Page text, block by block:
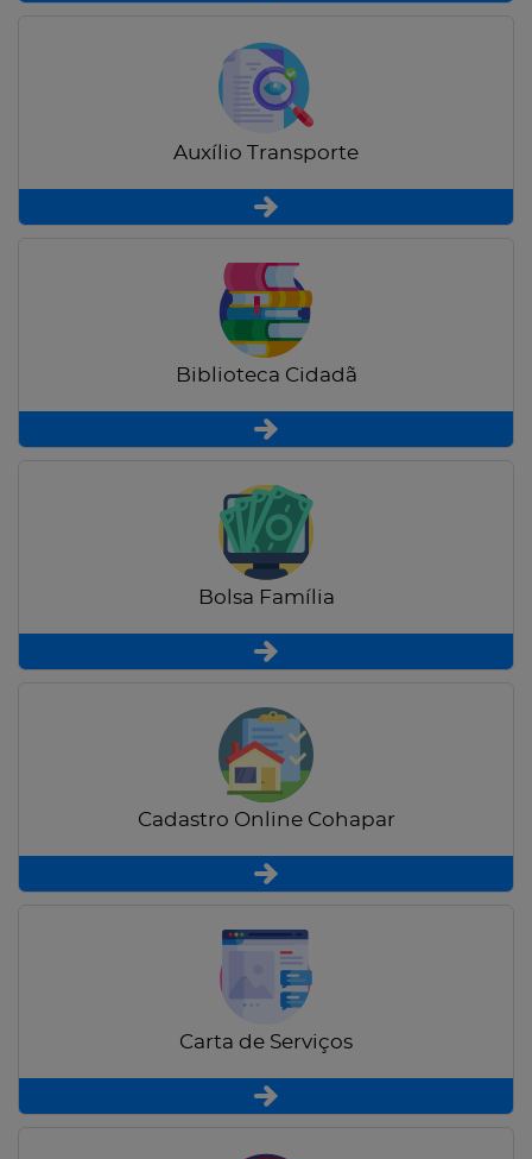
Auxílio Transporte
Biblioteca Cidadã
Bolsa Família
Cadastro Online Cohapar
Carta de Serviços